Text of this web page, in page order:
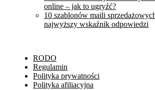
online – jak to ugryźć?
10 szablonów maili
najwyższy wskaźnik odpowiedzi
RODO
Regulamin
Polityka prywatności
Polityka afiliacyjna